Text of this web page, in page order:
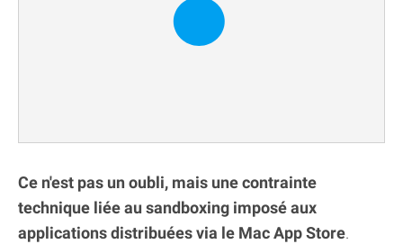
Ce n'est pas un oubli, mais une contrainte
technique liée au sandboxing imposé aux
applications distribuées via le Mac App Store.